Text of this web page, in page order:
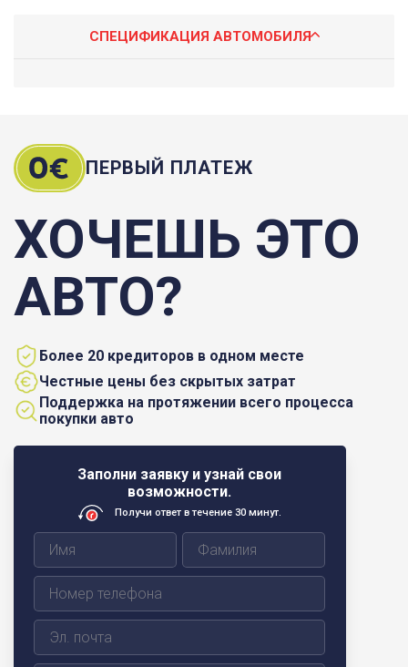
СПЕЦИФИКАЦИЯ АВТОМОБИЛЯ
Заполни заявку и узнай свои
возможности.
Получи ответ в течение 30 минут.
ПЕРВЫЙ ПЛАТЕЖ
ХОЧЕШЬ ЭТО
АВТО?
Более 20 кредиторов в одном месте
Честные цены без скрытых затрат
Поддержка на протяжении всего процесса
покупки авто